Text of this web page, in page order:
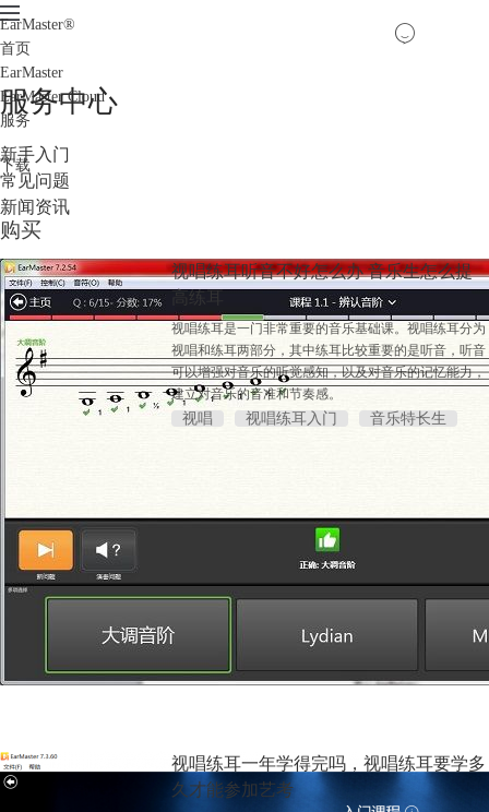
EarMaster®
首页
EarMaster
EarMaster Cloud
服务
下载
购买
服务中心
新手入门
常见问题
新闻资讯
视唱练耳听音不好怎么办 音乐生怎么提
高练耳
视唱练耳是一门非常重要的音乐基础课。视唱练耳分为
视唱和练耳两部分，其中练耳比较重要的是听音，听音
可以增强对音乐的听觉感知，以及对音乐的记忆能力，
建立对音乐的音准和节奏感。
视唱 视唱练耳入门 音乐特长生
视唱练耳一年学得完吗，视唱练耳要学多
久才能参加艺考